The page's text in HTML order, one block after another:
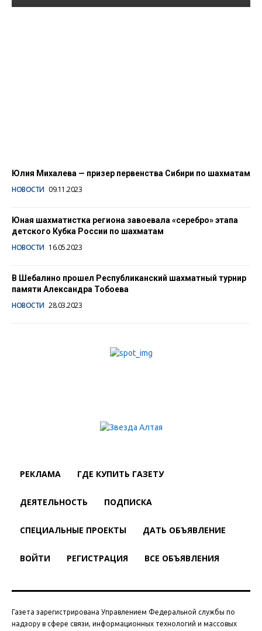
Юлия Михалева — призер первенства Сибири по шахматам
НОВОСТИ 09.11.2023
Юная шахматистка региона завоевала «серебро» этапа
детского Кубка России по шахматам
НОВОСТИ 16.05.2023
В Шебалино прошел Республиканский шахматный турнир
памяти Александра Тобоева
НОВОСТИ 28.03.2023
РЕКЛАМА ГДЕ КУПИТЬ ГАЗЕТУ
ДЕЯТЕЛЬНОСТЬ ПОДПИСКА
СПЕЦИАЛЬНЫЕ ПРОЕКТЫ ДАТЬ ОБЪЯВЛЕНИЕ
ВОЙТИ РЕГИСТРАЦИЯ ВСЕ ОБЪЯВЛЕНИЯ
Газета зарегистрирована Управлением Федеральной службы по
надзору в сфере связи, информационных технологий и массовых